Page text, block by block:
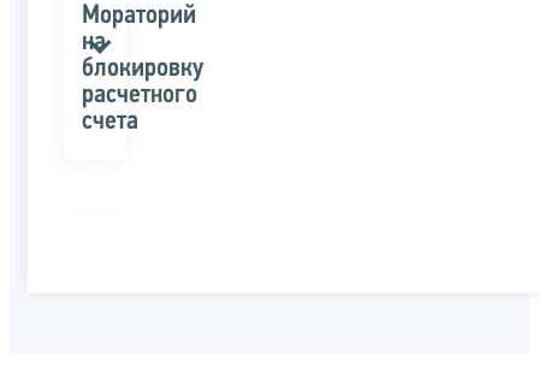
Мораторий
на
блокировку
расчетного
счета